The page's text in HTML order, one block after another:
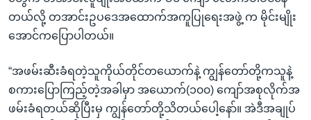
တယ်လို့ တအာင်းဥပဒေအထောက်အကူပြုရေးအဖွဲ့ က မိုင်းမျိုး
အောင်ကပြောပါတယ်။
“အဖမ်းဆီးခံရတဲ့သူကိုယ်တိုင်တယောက်နဲ့ ကျွန်တော်တို့ကသူနဲ့
စကားပြောကြည့်တဲ့အခါမှာ အယောက်(၁၀၀) ကျော်အစုလိုက်အ
ဖမ်းခံရတယ်ဆိုပြီးမှ ကျွန်တော်တို့သိတယ်ပေါ့နော်။ အဲဒီအချုပ်